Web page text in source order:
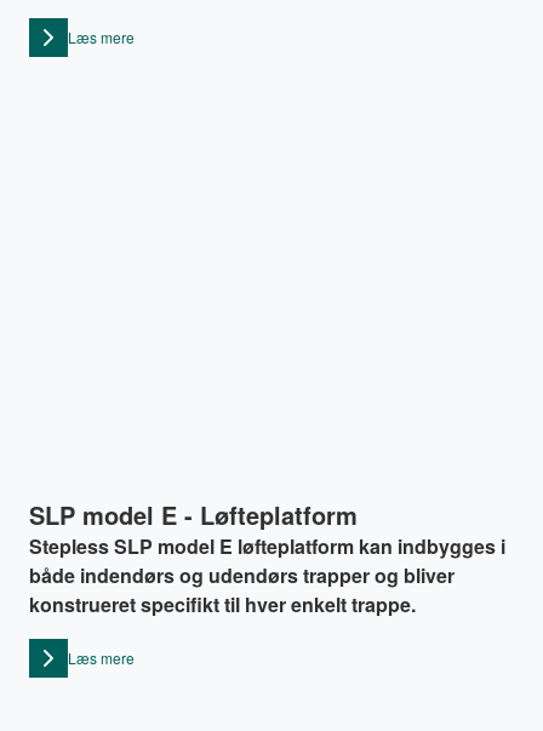
Læs mere
SLP model E - Løfteplatform
Stepless SLP model E løfteplatform kan indbygges i
både indendørs og udendørs trapper og bliver
konstrueret specifikt til hver enkelt trappe.
Læs mere